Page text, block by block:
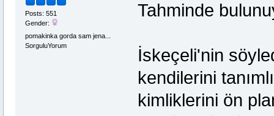
Posts: 551
Gender:
pomakinka gorda sam jena...
SorguluYorum
Tahminde
İskeçeli'nin
kendilerini
kimliklerini ön